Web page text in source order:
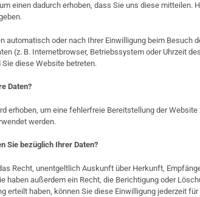
einen dadurch erhoben, dass Sie uns diese mitteilen.
automatisch oder nach Ihrer Einwilligung beim Besuch
(z. B. Internetbrowser, Betriebssystem oder Uhrzeit
diese Website betreten.
Daten?
erhoben, um eine fehlerfreie Bereitstellung der
werden.
Sie bezüglich Ihrer Daten?
Recht, unentgeltlich Auskunft über Herkunft,
haben außerdem ein Recht, die Berichtigung oder
erteilt haben, können Sie diese Einwilligung jederzeit